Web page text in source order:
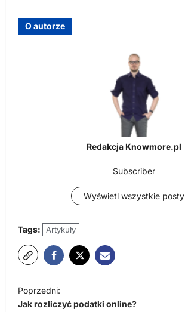
O autorze
Redakcja Knowmore.pl
Subscriber
Wyświetl wszystkie posty
Tags: Artykuły
N
a
Poprzedni:
Jak rozliczyć podatki online?